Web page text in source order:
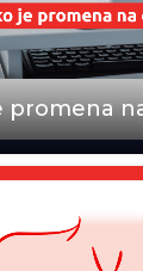
promena